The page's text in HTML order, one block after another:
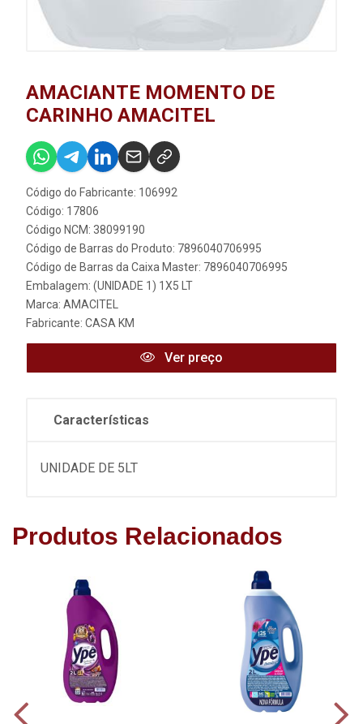
AMACIANTE MOMENTO DE
CARINHO AMACITEL
Código do Fabricante: 106992
Código: 17806
Código NCM: 38099190
Código de Barras do Produto: 7896040706995
Código de Barras da Caixa Master: 7896040706995
Embalagem: (UNIDADE 1) 1X5 LT
Marca: AMACITEL
Fabricante: CASA KM
Ver preço
Características
UNIDADE DE 5LT
Produtos Relacionados